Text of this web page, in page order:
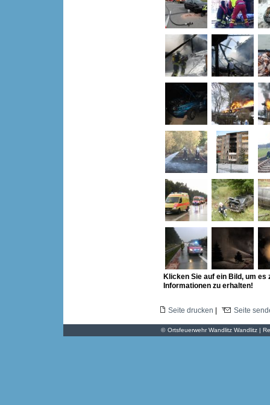
Klicken Sie auf ein Bild, um
Informationen zu erhalten!
Seite drucken Seite
© Ortsfeuerwehr Wandlitz Wandlitz |